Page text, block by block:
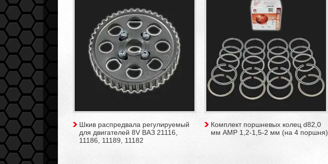
Шкив распредвала регулируемый
для двигателей 8V ВАЗ 21116,
11186, 11189, 11182
Комплект поршневых колец d82,0
мм AMP 1,2-1,5-2 мм (на 4 поршня)